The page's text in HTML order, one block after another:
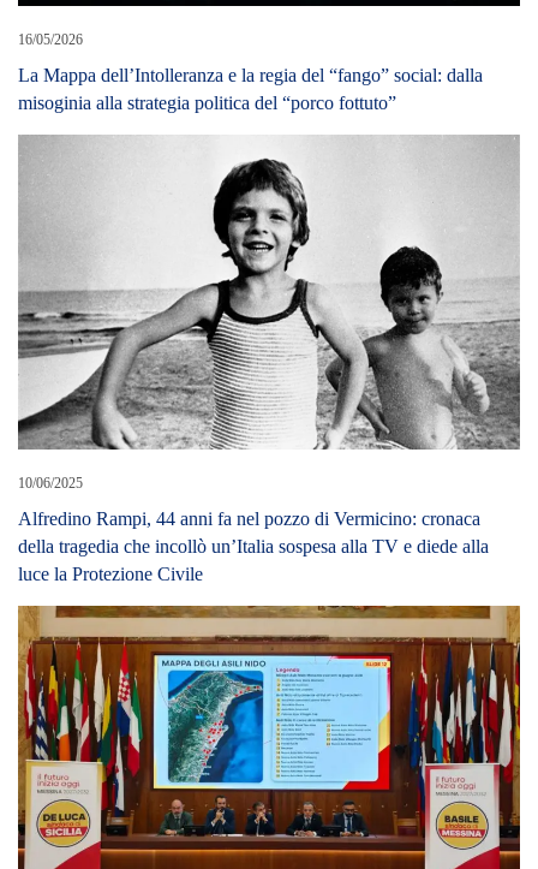
16/05/2026
La Mappa dell’Intolleranza e la regia del “fango” social: dalla
misoginia alla strategia politica del “porco fottuto”
10/06/2025
Alfredino Rampi, 44 anni fa nel pozzo di Vermicino: cronaca
della tragedia che incollò un’Italia sospesa alla TV e diede alla
luce la Protezione Civile